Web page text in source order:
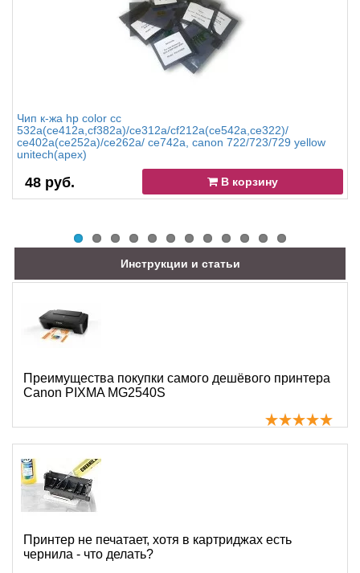
Чип к-жа hp color cc
532a(ce412a,cf382a)/ce312a/cf212a(ce542a,ce322)/
ce402a(ce252a)/ce262a/ ce742a, canon 722/723/729 yellow
unitech(apex)
48 руб. В корзину
Инструкции и статьи
Преимущества покупки самого дешёвого принтера
Canon PIXMA MG2540S
Принтер не печатает, хотя в картриджах есть
чернила - что делать?